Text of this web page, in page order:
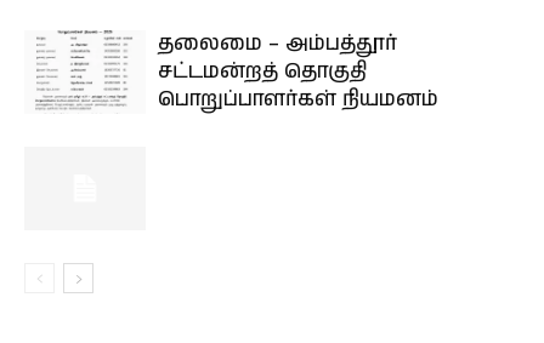
தலைமை – அம்பத்தூர்
சட்டமன்றத் தொகுதி
பொறுப்பாளர்கள் நியமனம்